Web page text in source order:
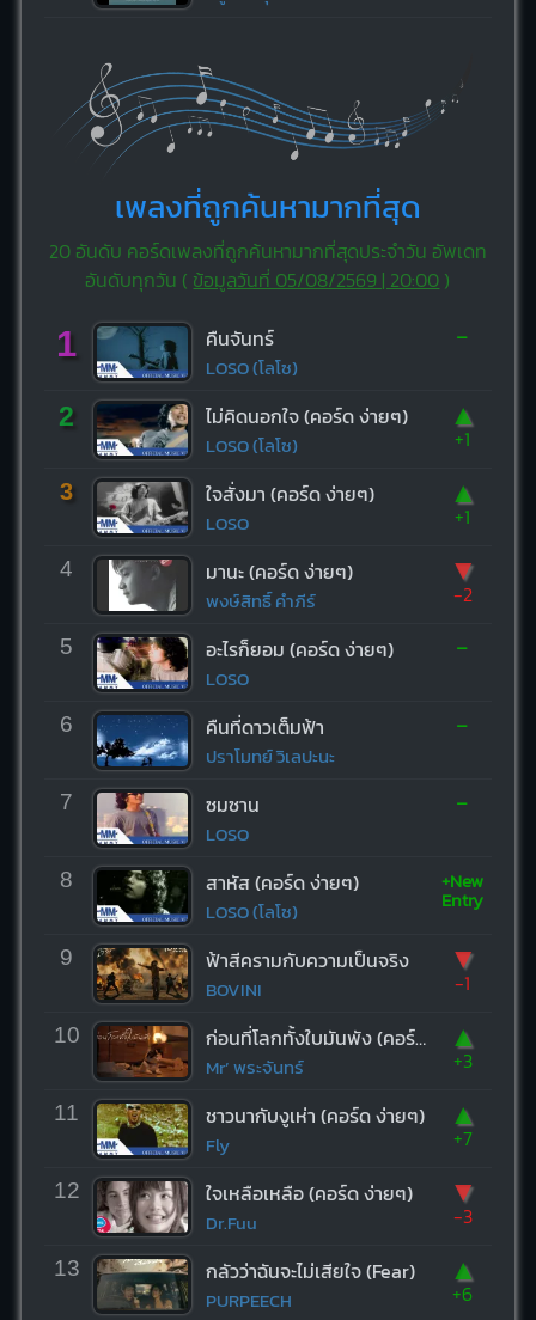
เพลงที่ถูกค้นหามากที่สุด
20 อันดับ คอร์ดเพลงที่ถูกค้นหามากที่สุดประจำวัน อัพเดท
อันดับทุกวัน ( ข้อมูลวันที่ 05/08/2569 | 20:00 )
1 คืนจันทร์
LOSO (โลโซ)
-
2 ไม่คิดนอกใจ (คอร์ด ง่ายๆ)
LOSO (โลโซ)
▲
+1
3 ใจสั่งมา (คอร์ด ง่ายๆ)
LOSO
▲
+1
4 มานะ (คอร์ด ง่ายๆ)
พงษ์สิทธิ์ คำภีร์
▼
-2
5 อะไรก็ยอม (คอร์ด ง่ายๆ)
LOSO
-
6 คืนที่ดาวเต็มฟ้า
ปราโมทย์ วิเลปะนะ
-
7 ซมซาน
LOSO
-
8 สาหัส (คอร์ด ง่ายๆ)
LOSO (โลโซ)
+New
Entry
9 ฟ้าสีครามกับความเป็นจริง
BOVINI
▼
-1
10 ก่อนที่โลกทั้งใบมันพัง (คอร์ด ง่ายๆ)
Mr’ พระจันทร์
▲
+3
11 ชาวนากับงูเห่า (คอร์ด ง่ายๆ)
Fly
▲
+7
12 ใจเหลือเหลือ (คอร์ด ง่ายๆ)
Dr.Fuu
▼
-3
13 กลัวว่าฉันจะไม่เสียใจ (Fear)
PURPEECH
▲
+6